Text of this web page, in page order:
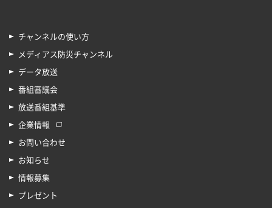
チャンネルの使い方
メディアス防災チャンネル
データ放送
番組審議会
放送番組基準
企業情報
お問い合わせ
お知らせ
情報募集
プレゼント